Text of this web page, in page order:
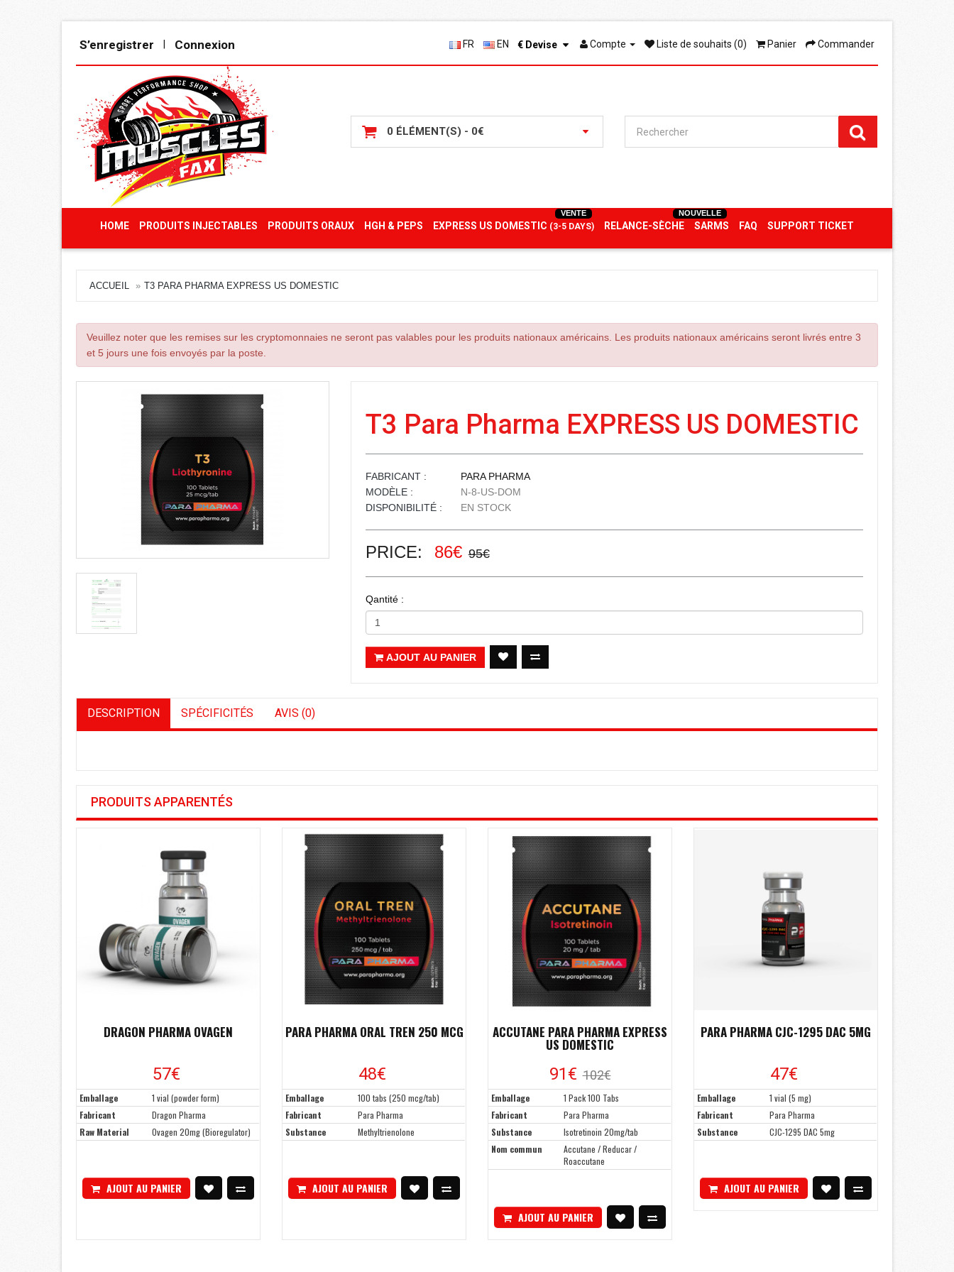
S’enregistrer Connexion FR EN € Devise Compte Liste de souhaits (0) Panier Commander
0 ÉLÉMENT(S) - 0€
HOME PRODUITS INJECTABLES PRODUITS ORAUX HGH & PEPS EXPRESS US DOMESTIC (3-5 DAYS)
VENTE
RELANCE-SÈCHE SARMS
NOUVELLE
FAQ SUPPORT TICKET
ACCUEIL T3 PARA PHARMA EXPRESS US DOMESTIC
Veuillez noter que les remises sur les cryptomonnaies ne seront pas valables pour les produits nationaux américains. Les produits nationaux américains seront livrés entre 3
et 5 jours une fois envoyés par la poste.
T3 Para Pharma EXPRESS US DOMESTIC
FABRICANT :
PARA PHARMA
MODÈLE :
N-8-US-DOM
DISPONIBILITÉ :
EN STOCK
PRICE: 86€ 95€
Qantité :
AJOUT AU PANIER
DESCRIPTION SPÉCIFICITÉS AVIS (0)
PRODUITS APPARENTÉS
DRAGON PHARMA OVAGEN
57€
Emballage
1 vial (powder form)
Fabricant
Dragon Pharma
Raw Material
Ovagen 20mg (Bioregulator)
AJOUT AU PANIER
PARA PHARMA ORAL TREN 250 MCG
48€
Emballage
100 tabs (250 mcg/tab)
Fabricant
Para Pharma
Substance
Methyltrienolone
AJOUT AU PANIER
ACCUTANE PARA PHARMA EXPRESS
US DOMESTIC
91€ 102€
Emballage
1 Pack 100 Tabs
Fabricant
Para Pharma
Substance
Isotretinoin 20mg/tab
Nom commun
Accutane / Reducar /
Roaccutane
AJOUT AU PANIER
PARA PHARMA CJC-1295 DAC 5MG
47€
Emballage
1 vial (5 mg)
Fabricant
Para Pharma
Substance
CJC-1295 DAC 5mg
AJOUT AU PANIER